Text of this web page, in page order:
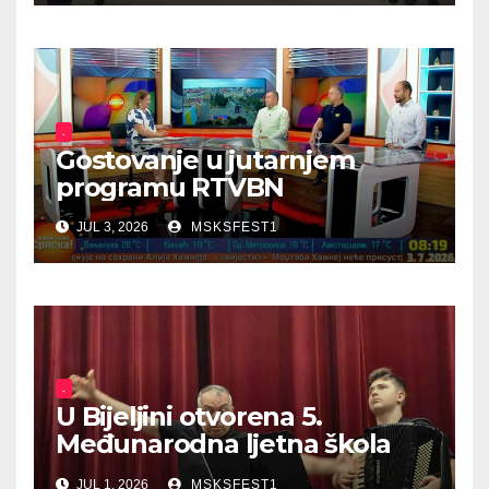
Gostovanje u jutarnjem
programu RTVBN
JUL 3, 2026 MSKSFEST1
U Bijeljini otvorena 5.
Međunarodna ljetna škola
harmonike
JUL 1, 2026 MSKSFEST1